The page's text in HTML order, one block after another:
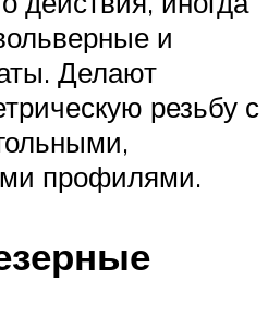
и
Делают
резьбу с
профилями.